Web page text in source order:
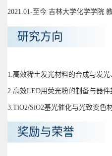
2021.01-至今 吉林大学化学学院
研究方向
1.高效稀土发光材料的合成与发
2.高效LED用荧光粉的制备与器件
3.TiO2/SiO2基光催化与光致变色
奖励与荣誉